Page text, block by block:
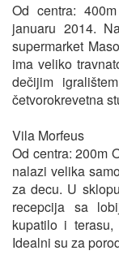
Od centra:
januaru 2014.
supermarket
ima veliko
dečijim
četvorokrevetna
Vila Morfeus
Od centra: 200m
nalazi velika
za decu. U
recepcija sa
kupatilo i
Idealni su za